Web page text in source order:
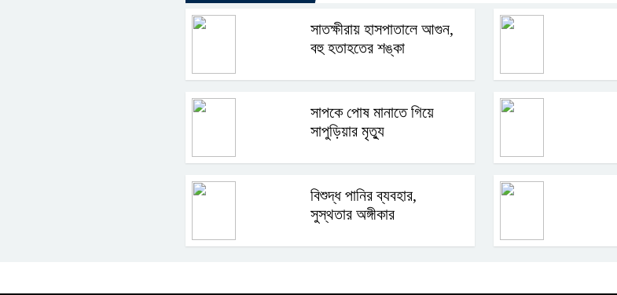
সাতক্ষীরায় হাসপাতালে আগুন,
বহু হতাহতের শঙ্কা
সাপকে পোষ মানাতে গিয়ে
সাপুড়িয়ার মৃত্যু
বিশুদ্ধ পানির ব্যবহার,
সুস্থতার অঙ্গীকার